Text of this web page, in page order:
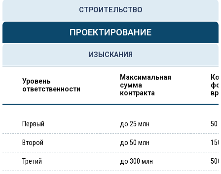
СТРОИТЕЛЬСТВО
ПРОЕКТИРОВАНИЕ
ИЗЫСКАНИЯ
Уровень
ответственности
Максимальная
сумма
контракта
Первый до 25 млн 50
Второй до 50 млн
Третий до 300 млн